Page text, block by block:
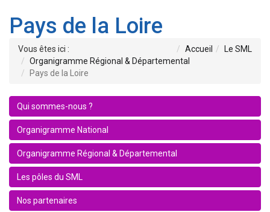
Pays de la Loire
Vous êtes ici : Accueil
Le SML
Organigramme Régional & Départemental
Pays de la Loire
Qui sommes-nous ?
Organigramme National
Organigramme Régional & Départemental
Les pôles du SML
Nos partenaires